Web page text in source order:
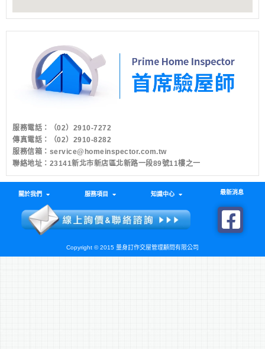
服務電話：
（02）2910-7272
傳真電話：（02）2910-8282
服務信箱： service@homeinspector.com.tw
聯絡地址：23141新北市新店區北新路一段89號11樓之一
關於我們 服務項目 知識中心 最新消息
Copyright © 2015 量身訂作交屋管理顧問有限公司